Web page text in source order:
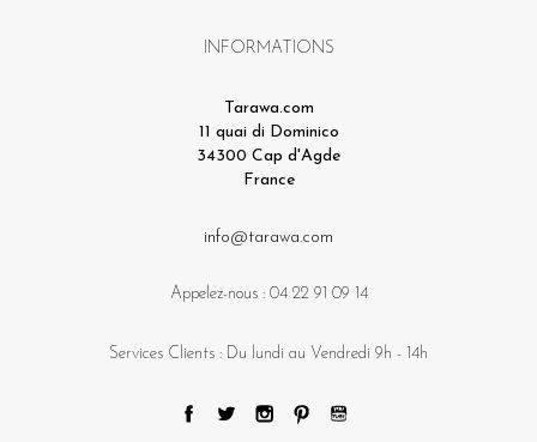
INFORMATIONS
Tarawa.com
11 quai di Dominico
34300 Cap d'Agde
France
info@tarawa.com
Appelez-nous : 04 22 91 09 14
Services Clients : Du lundi au Vendredi 9h - 14h